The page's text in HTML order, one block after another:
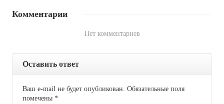
Комментарии
Нет комментариев
Оставить ответ
Ваш e-mail не будет опубликован. Обязательные поля
помечены *